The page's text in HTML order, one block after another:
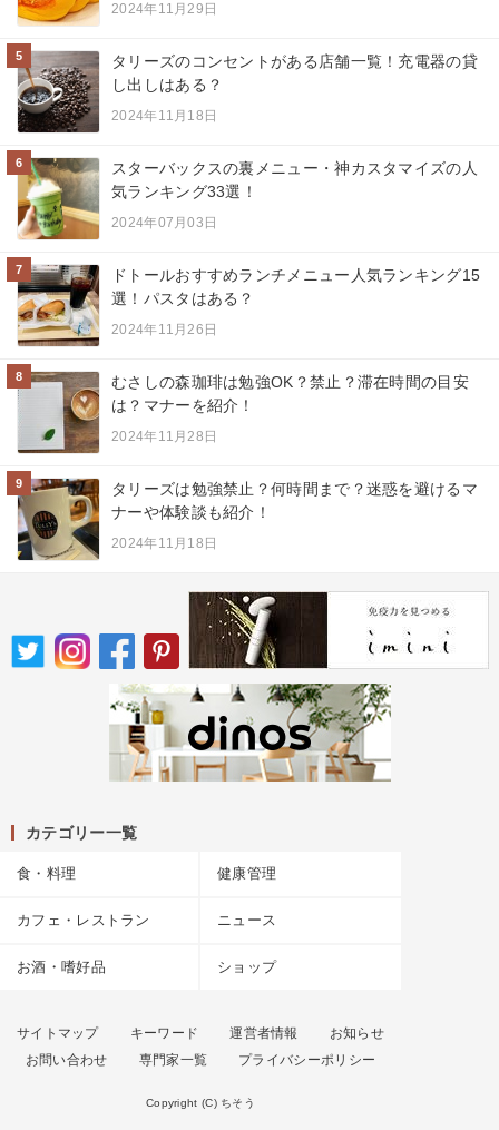
2024年11月29日
5
タリーズのコンセントがある店舗一覧！充電器の貸
し出しはある？
2024年11月18日
6
スターバックスの裏メニュー・神カスタマイズの人
気ランキング33選！
2024年07月03日
7
ドトールおすすめランチメニュー人気ランキング15
選！パスタはある？
2024年11月26日
8
むさしの森珈琲は勉強OK？禁止？滞在時間の目安
は？マナーを紹介！
2024年11月28日
9
タリーズは勉強禁止？何時間まで？迷惑を避けるマ
ナーや体験談も紹介！
2024年11月18日
カテゴリー一覧
食・料理 健康管理
カフェ・レストラン ニュース
お酒・嗜好品 ショップ
サイトマップ キーワード 運営者情報
お知らせ
お問い合わせ
専門家一覧 プライバシーポリシー
Copyright (C) ちそう